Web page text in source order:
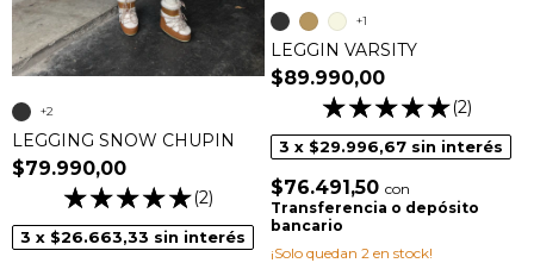
LEGGING SNOW CHUPIN
$79.990,00
(2)
3 x $26.663,33 sin interés
+2
LEGGIN VARSITY
$89.990,00
(2)
3 x $29.996,67 sin interés
$76.491,50 con
Transferencia o depósito
bancario
¡Solo quedan 2 en stock!
+1